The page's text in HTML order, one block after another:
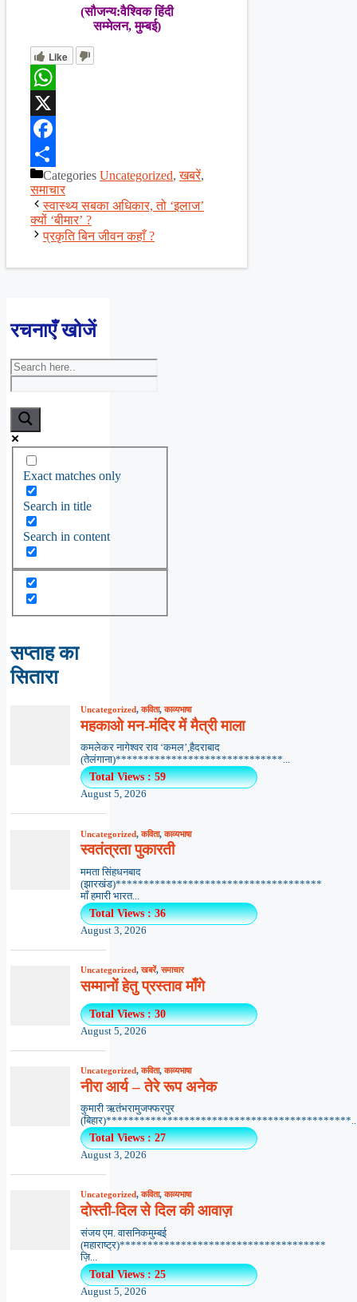
(सौजन्य:वैश्विक हिंदी
सम्मेलन, मुम्बई)
Like
WhatsApp
X
Facebook
ShareCategories Uncategorized,खबरें,
समाचार
स्वास्थ्य सबका अधिकार, तो ‘इलाज’
क्यों ‘बीमार’ ?
प्रकृति बिन जीवन कहाँ ?
रचनाएँ खोजें
Exact matches only
Search in title
Search in content
सप्ताह का
सितारा
Uncategorized,कविता,काव्यभाषा
महकाओ मन-मंदिर में मैत्री माला
कमलेकर नागेश्वर राव ‘कमल’,हैदराबाद
(तेलंगाना)******************************...
Total Views : 59
August 5, 2026
Uncategorized,कविता,काव्यभाषा
स्वतंत्रता पुकारती
ममता सिंहधनबाद
(झारखंड)*************************************
माँ हमारी भारत...
Total Views : 36
August 3, 2026
Uncategorized,खबरें,समाचार
सम्मानों हेतु प्रस्ताव माँगे
Total Views : 30
August 5, 2026
Uncategorized,कविता,काव्यभाषा
नीरा आर्य – तेरे रूप अनेक
कुमारी ऋतंभरामुजफ्फरपुर
Total Views : 27
August 3, 2026
Uncategorized,कविता,काव्यभाषा
दोस्ती-दिल से दिल की आवाज़
संजय एम. वासनिकमुम्बई
(महाराष्ट्र)*************************************
ज़ि...
Total Views : 25
August 5, 2026